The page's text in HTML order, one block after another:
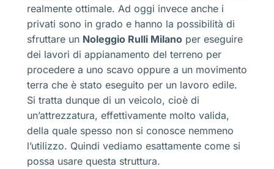
realmente ottimale. Ad oggi invece anche i
privati sono in grado e hanno la possibilità di
sfruttare un Noleggio Rulli Milano per eseguire
dei lavori di appianamento del terreno per
procedere a uno scavo oppure a un movimento
terra che è stato eseguito per un lavoro edile.
Si tratta dunque di un veicolo, cioè di
un’attrezzatura, effettivamente molto valida,
della quale spesso non si conosce nemmeno
l’utilizzo. Quindi vediamo esattamente come si
possa usare questa struttura.